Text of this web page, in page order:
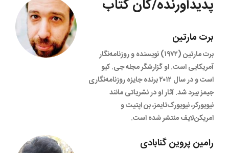
پدیدآورنده/گان کتاب
برت مارتین
برت مارتین (۱۹۷۲) نویسنده و روزنامه‌نگار
آمریکایی است. او گزارشگر مجله جی. کیو
است و در سال ۲۰۱۲ برنده جایزه روزنامه‌نگاری
جیمز بیرد شد. آثار او در نشریاتی مانند
نیویورکر، نیویورک‌تایمز، بن اپتیت و
امریکن‌لایف منتشر شده است.
رامین پروین گنابادی